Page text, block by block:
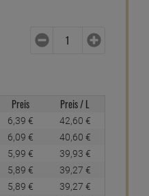
Preis Preis / L
6, 39 € 42, 60 €
6, 09 € 40, 60 €
5, 99 € 39, 93 €
5, 89 € 39, 27 €
5, 89 € 39, 27 €